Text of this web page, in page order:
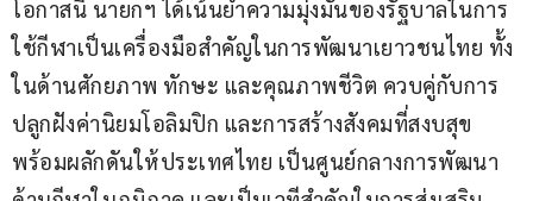
โอกาสนี้ นายกฯ ได้เน้นย้ำความมุ่งมั่นของรัฐบาลในการ
ใช้กีฬาเป็นเครื่องมือสำคัญในการพัฒนาเยาวชนไทย ทั้ง
ในด้านศักยภาพ ทักษะ และคุณภาพชีวิต ควบคู่กับการ
ปลูกฝังค่านิยมโอลิมปิก และการสร้างสังคมที่สงบสุข
พร้อมผลักดันให้ประเทศไทย เป็นศูนย์กลางการพัฒนา